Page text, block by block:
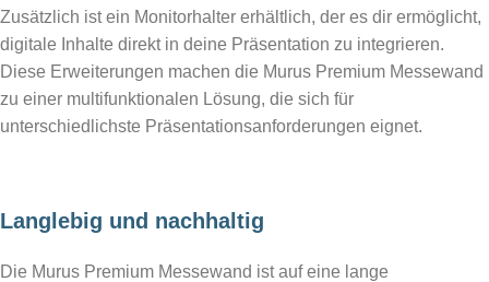
Zusätzlich ist ein Monitorhalter erhältlich, der es dir ermöglicht,
digitale Inhalte direkt in deine Präsentation zu integrieren.
Diese Erweiterungen machen die Murus Premium Messewand
zu einer multifunktionalen Lösung, die sich für
unterschiedlichste Präsentationsanforderungen eignet.
Langlebig und nachhaltig
Die Murus Premium Messewand ist auf eine lange